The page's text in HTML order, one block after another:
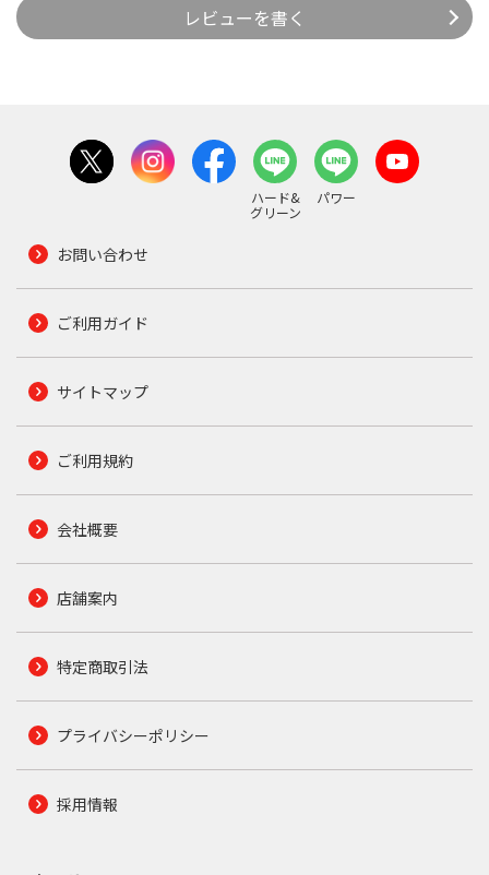
レビューを書く
ハード&
グリーン
パワー
お問い合わせ
ご利用ガイド
サイトマップ
ご利用規約
会社概要
店舗案内
特定商取引法
プライバシーポリシー
採用情報